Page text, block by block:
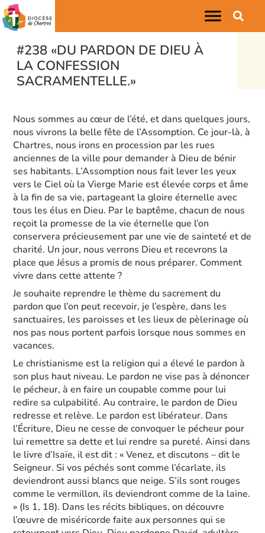
#238 «DU PARDON DE DIEU À
LA CONFESSION
SACRAMENTELLE.»
Nous sommes au cœur de l’été, et dans quelques jours,
nous vivrons la belle fête de l’Assomption. Ce jour-là, à
Chartres, nous irons en procession par les rues
anciennes de la ville pour demander à Dieu de bénir
ses habitants. L’Assomption nous fait lever les yeux
vers le Ciel où la Vierge Marie est élevée corps et âme
à la fin de sa vie, partageant la gloire éternelle avec
tous les élus en Dieu. Par le baptême, chacun de nous
reçoit la promesse de la vie éternelle que l’on
conservera précieusement par une vie de sainteté et de
charité. Un jour, nous verrons Dieu et recevrons la
place que Jésus a promis de nous préparer. Comment
vivre dans cette attente ?
Je souhaite reprendre le thème du sacrement du
pardon que l’on peut recevoir, je l’espère, dans les
sanctuaires, les paroisses et les lieux de pèlerinage où
nos pas nous portent parfois lorsque nous sommes en
vacances.
Le christianisme est la religion qui a élevé le pardon à
son plus haut niveau. Le pardon ne vise pas à dénoncer
le pécheur, à en faire un coupable comme pour lui
redire sa culpabilité. Au contraire, le pardon de Dieu
redresse et relève. Le pardon est libérateur. Dans
l’Écriture, Dieu ne cesse de convoquer le pécheur pour
lui remettre sa dette et lui rendre sa pureté. Ainsi dans
le livre d’Isaïe, il est dit : « Venez, et discutons – dit le
Seigneur. Si vos péchés sont comme l’écarlate, ils
deviendront aussi blancs que neige. S’ils sont rouges
comme le vermillon, ils deviendront comme de la laine.
» (Is 1, 18). Dans les récits bibliques, on découvre
l’œuvre de miséricorde faite aux personnes qui se